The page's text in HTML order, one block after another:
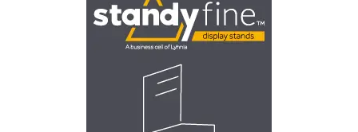
STANDS & DISPLAYS
σχεδιασμένα stands. Floor Stands Counter Stands